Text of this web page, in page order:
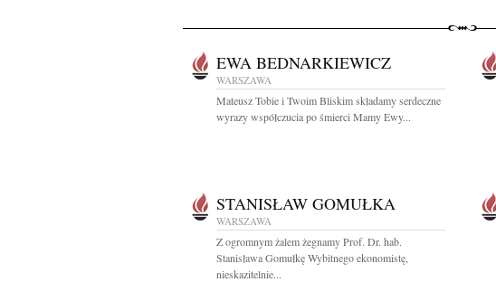
EWA BEDNARKIEWICZ
WARSZAWA
Mateusz Tobie i Twoim Bliskim składamy serdeczne
wyrazy współczucia po śmierci Mamy Ewy...
STANISŁAW GOMUŁKA
WARSZAWA
Z ogromnym żalem żegnamy Prof. Dr. hab.
Stanisława Gomułkę Wybitnego ekonomistę,
nieskazitelnie...